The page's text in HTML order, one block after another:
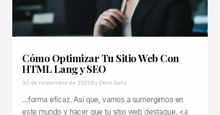
Cómo Optimizar Tu Sitio Web Con
HTML Lang y SEO
30 de noviembre de 2025By Deivi Sanz
…forma eficaz. Así que, vamos a sumergirnos en
este mundo y hacer que tu sitio web destaque. <a